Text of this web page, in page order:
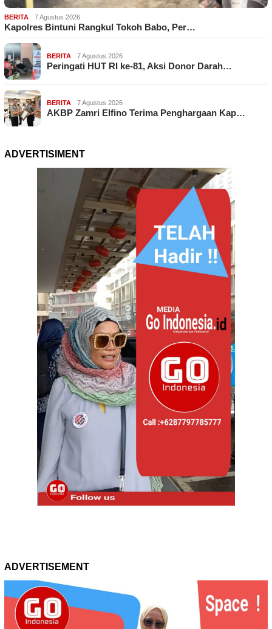
BERITA 7 Agustus 2026
Kapolres Bintuni Rangkul Tokoh Babo, Per…
BERITA 7 Agustus 2026
Peringati HUT RI ke-81, Aksi Donor Darah…
BERITA 7 Agustus 2026
AKBP Zamri Elfino Terima Penghargaan Kap…
ADVERTISIMENT
ADVERTISEMENT